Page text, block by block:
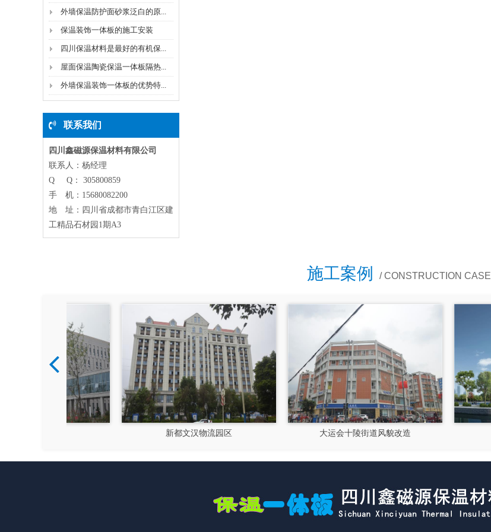
外墙保温防护面砂浆泛白的原...
保温装饰一体板的施工安装
四川保温材料是最好的有机保...
屋面保温陶瓷保温一体板隔热...
外墙保温装饰一体板的优势特...
联系我们
四川鑫磁源保温材料有限公司
联系人：杨经理
Q Q： 305800859
手 机：15680082200
地 址：四川省成都市青白江区建
工精品石材园1期A3
施工案例 / CONSTRUCTION CASE
新都文汉物流园区 大运会十陵街道风貌改造